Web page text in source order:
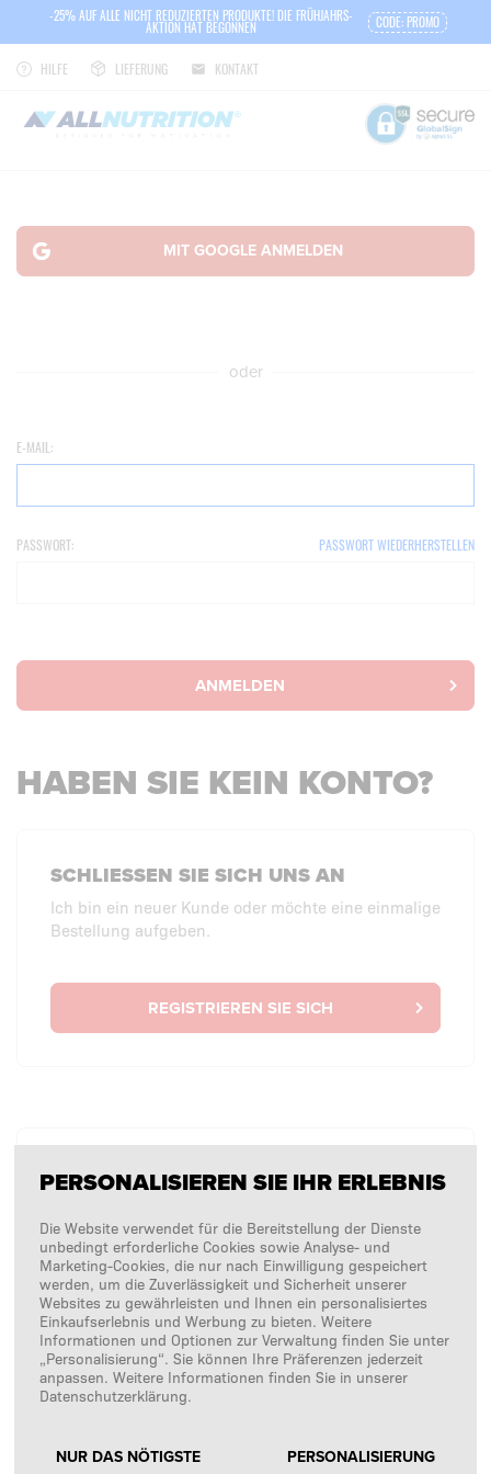
-25% AUF ALLE NICHT REDUZIERTEN PRODUKTE! DIE FRÜHJAHRS-
AKTION HAT BEGONNEN CODE: PROMO
HILFE LIEFERUNG KONTAKT
oder
E-MAIL:
PASSWORT: PASSWORT WIEDERHERSTELLEN
ANMELDEN
HABEN SIE KEIN KONTO?
SCHLIESSEN SIE SICH UNS AN
Ich bin ein neuer Kunde oder möchte eine einmalige
Bestellung aufgeben.
REGISTRIEREN SIE SICH
OHNE ANMELDUNG
mich anzumelden.
EINKAUFEN OHNE ANMELDUNG
PERSONALISIEREN SIE IHR ERLEBNIS
Die Website verwendet für die Bereitstellung der Dienste
unbedingt erforderliche Cookies sowie Analyse- und
Marketing-Cookies, die nur nach Einwilligung gespeichert
werden, um die Zuverlässigkeit und Sicherheit unserer
Websites zu gewährleisten und Ihnen ein personalisiertes
Einkaufserlebnis und Werbung zu bieten. Weitere
Informationen und Optionen zur Verwaltung finden Sie unter
„Personalisierung“. Sie können Ihre Präferenzen jederzeit
anpassen. Weitere Informationen finden Sie in unserer
Datenschutzerklärung.
NUR DAS NÖTIGSTE PERSONALISIERUNG